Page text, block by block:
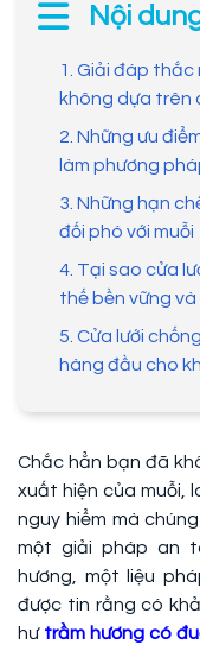
Nội
1. Giải đáp thắc
không dựa trên
2. Những ưu
làm phương
3. Những hạn
đối phó với muỗi
4. Tại sao cửa
thế bền vững
5. Cửa lưới
hàng đầu cho
Chắc hẳn bạn đã
xuất hiện của muỗi,
nguy hiểm mà
một giải pháp an
hương, một liệu
được tin rằng có
hư trầm hương có